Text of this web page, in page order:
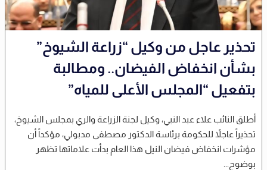
تحذير عاجل من وكيل “زراعة الشيوخ”
بشأن انخفاض الفيضان.. ومطالبة
بتفعيل “المجلس الأعلى للمياه”
أطلق النائب علاء عبد النبي، وكيل لجنة الزراعة والري بمجلس الشيوخ،
تحذيراً عاجلاً للحكومة برئاسة الدكتور مصطفى مدبولي، مؤكداً أن
مؤشرات انخفاض فيضان النيل هذا العام بدأت علاماتها تظهر
بوضوح...